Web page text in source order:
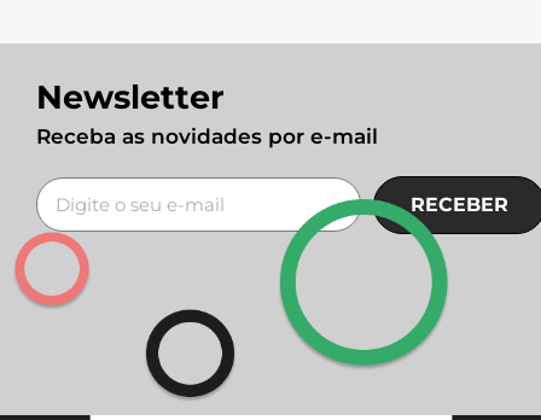
Newsletter
Receba as novidades por e-mail
RECEBER